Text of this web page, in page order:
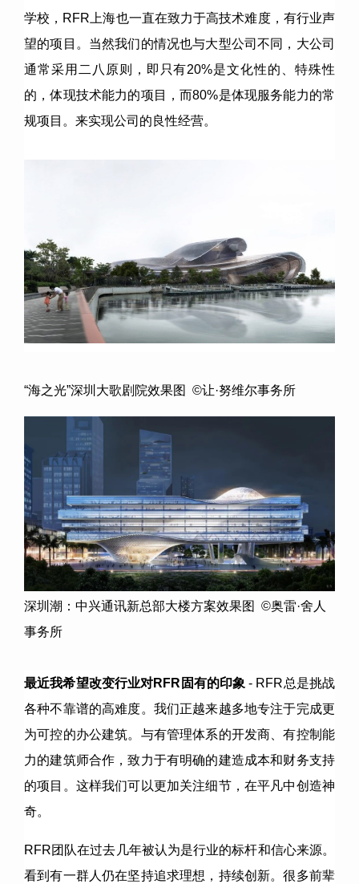
学校，RFR上海也一直在致力于高技术难度，有行业声
望的项目。当然我们的情况也与大型公司不同，大公司
通常采用二八原则，即只有20%是文化性的、特殊性
的，体现技术能力的项目，而80%是体现服务能力的常
规项目。来实现公司的良性经营。
“海之光”深圳大歌剧院效果图 ©让·努维尔事务所
深圳潮：中兴通讯新总部大楼方案效果图 ©奥雷·舍人
事务所
最近我希望改变行业对RFR 固有的印象 - RFR总是挑战
各种不靠谱的高难度。我们正越来越多地专注于完成更
为可控的办公建筑。与有管理体系的开发商、有控制能
力的建筑师合作，致力于有明确的建造成本和财务支持
的项目。这样我们可以更加关注细节，在平凡中创造神
奇。
RFR团队在过去几年被认为是行业的标杆和信心来源。
看到有一群人仍在坚持追求理想，持续创新。很多前辈